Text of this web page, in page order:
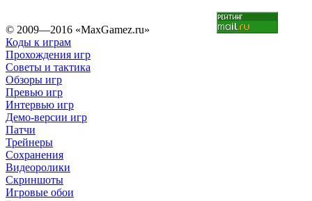
© 2009—2016 «MaxGamez.ru»
Коды к играм
Прохождения игр
Советы и тактика
Обзоры игр
Превью игр
Интервью игр
Демо-версии игр
Патчи
Трейнеры
Сохранения
Видеоролики
Скриншоты
Игровые обои